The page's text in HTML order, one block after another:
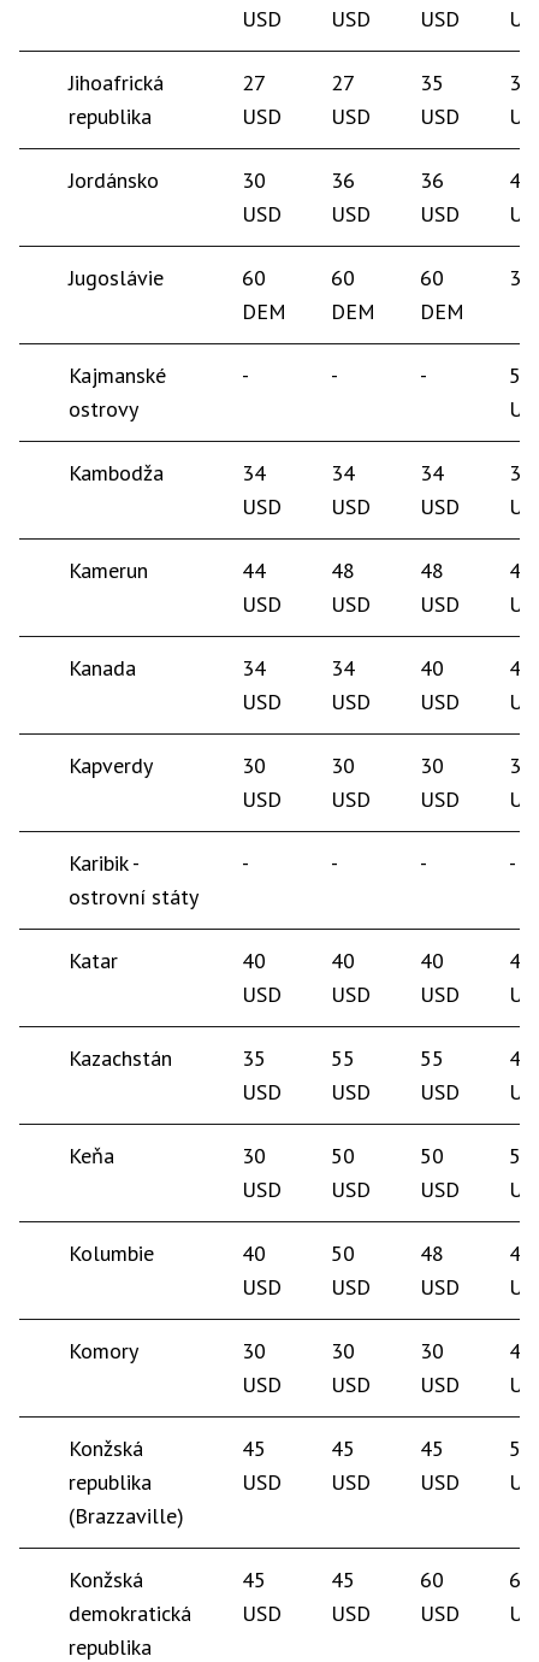
USD
USD
USD
Jihoafrická
republika
27
USD
27
USD
35
USD
35
Jordánsko
30
USD
36
USD
36
USD
40
Jugoslávie
60
DEM
60
DEM
60
DEM
30
Kajmanské
ostrovy
- - -
50
Kambodža
34
USD
34
USD
34
USD
35
Kamerun
44
USD
48
USD
48
USD
45
Kanada
34
USD
34
USD
40
USD
40
Kapverdy
30
USD
30
USD
30
USD
30
Karibik -
ostrovní státy
- - - -
Katar
40
USD
40
USD
40
USD
40
Kazachstán
35
USD
55
USD
55
USD
45
Keňa
30
USD
50
USD
50
USD
50
Kolumbie
40
USD
50
USD
48
USD
45
Komory
30
USD
30
USD
30
USD
40
Konžská
republika
(Brazzaville)
45
USD
45
USD
45
USD
50
Konžská
demokratická
republika
45
USD
45
USD
60
USD
60